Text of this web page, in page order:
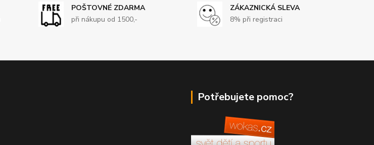
POŠTOVNÉ ZDARMA
při nákupu od 1500,-
ZÁKAZNICKÁ SLEVA
8% při registraci
Potřebujete pomoc?